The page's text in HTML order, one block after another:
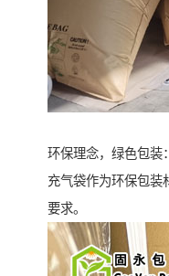
环保理念，绿色包装
充气袋作为环保包装
要求。